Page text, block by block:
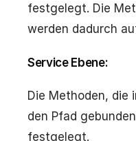
festgelegt. Die
werden dadurch
Service Ebene:
Die Methoden, die
den Pfad
festgelegt.